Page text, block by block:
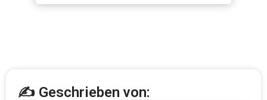
✍️ Geschrieben von: